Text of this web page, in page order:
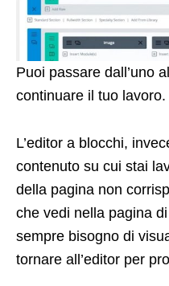
Puoi passare dall’uno
continuare il tuo lavoro.
L’editor a blocchi,
contenuto su cui stai
della pagina non
che vedi nella pagina
sempre bisogno di
tornare all’editor per